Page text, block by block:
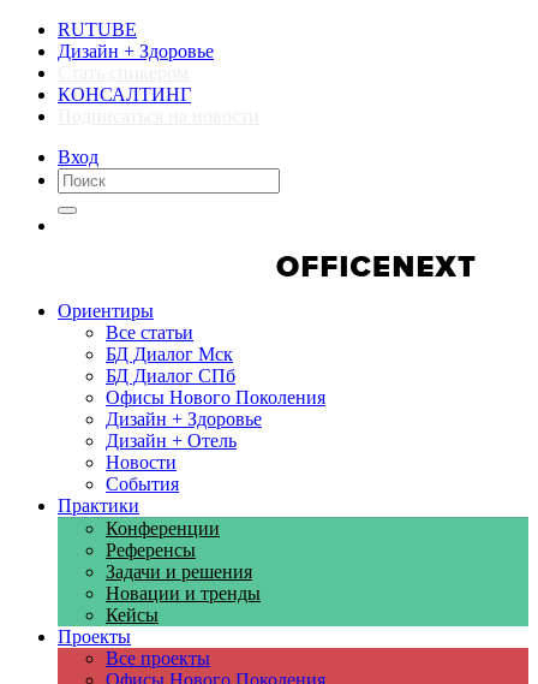
RUTUBE
Дизайн + Здоровье
КОНСАЛТИНГ
Вход
Ориентиры
Все статьи
БД Диалог Мск
БД Диалог СПб
Офисы Нового Поколения
Дизайн + Здоровье
Дизайн + Отель
Новости
События
Практики
Конференции
Референсы
Задачи и решения
Новации и тренды
Кейсы
Проекты
Все проекты
Офисы Нового Поколения